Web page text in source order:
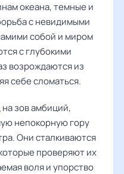
океана, темные и
с невидимыми
собой и миром
с глубокими
возрождаются из
себе сломаться.
зов амбиций,
непокорную гору
Они сталкиваются
проверяют их
воля и упорство